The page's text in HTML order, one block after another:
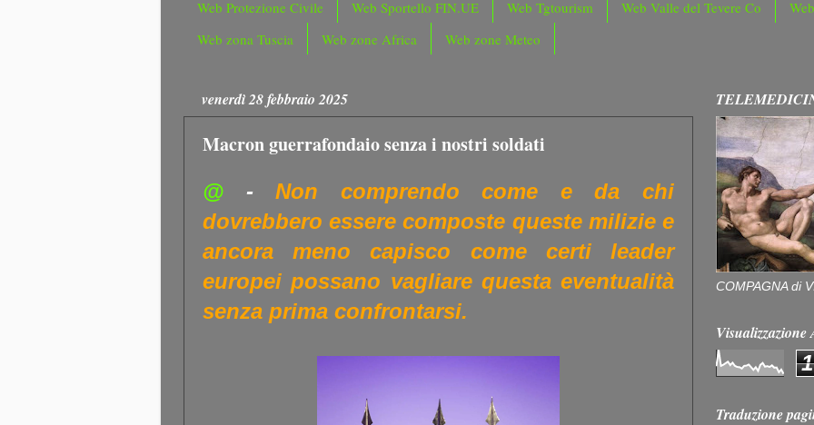
Web Protezione Civile
Web Sportello FIN.UE Web Tgtourism Web Valle del Tevere Co
Web zona Tuscia
Web zone Africa Web zone Meteo
venerdì 28 febbraio 2025
Macron guerrafondaio senza i nostri soldati
@ -Non comprendo come e da chi
dovrebbero essere composte queste milizie e
ancora meno capisco come certi leader
europei possano vagliare questa eventualità
senza prima confrontarsi.
COMPAGNA di
1
Traduzione